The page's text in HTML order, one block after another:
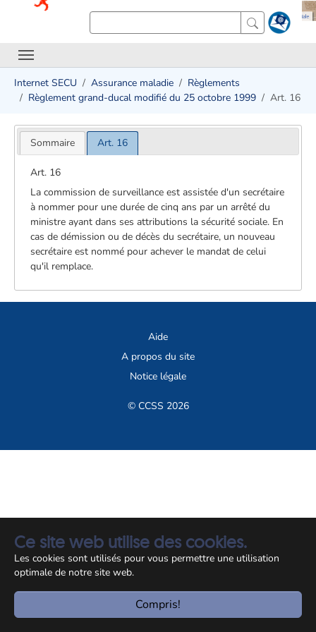
Ce site web utilise des cookies.
Les cookies sont utilisés pour vous permettre une utilisation
optimale de notre site web.
Compris!
Internet SECU Assurance maladie
Règlements
Règlement grand-ducal modifié du 25 octobre 1999
Art. 16
Sommaire Art. 16
Art. 16
La commission de surveillance est assistée d'un secrétaire
à nommer pour une durée de cinq ans par un arrêté du
ministre ayant dans ses attributions la sécurité sociale. En
cas de démission ou de décès du secrétaire, un nouveau
secrétaire est nommé pour achever le mandat de celui
qu'il remplace.
Aide
A propos du site
Notice légale
© CCSS 2026